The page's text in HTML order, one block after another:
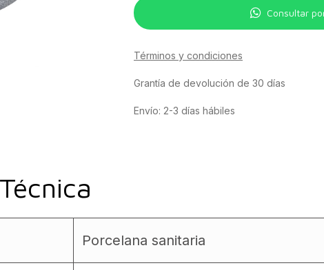
Consultar
Términos y condiciones
Grantía de devolución de 30 días
Envío: 2-3 días hábiles
Porcelana sanitaria